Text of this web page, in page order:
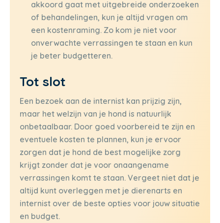
akkoord gaat met uitgebreide onderzoeken
of behandelingen, kun je altijd vragen om
een kostenraming. Zo kom je niet voor
onverwachte verrassingen te staan en kun
je beter budgetteren.
Tot slot
Een bezoek aan de internist kan prijzig zijn,
maar het welzijn van je hond is natuurlijk
onbetaalbaar. Door goed voorbereid te zijn en
eventuele kosten te plannen, kun je ervoor
zorgen dat je hond de best mogelijke zorg
krijgt zonder dat je voor onaangename
verrassingen komt te staan. Vergeet niet dat je
altijd kunt overleggen met je dierenarts en
internist over de beste opties voor jouw situatie
en budget.